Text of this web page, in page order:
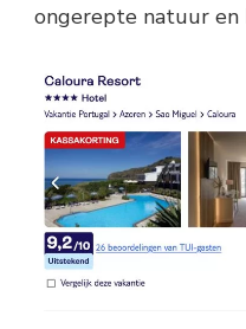
ongerepte natuur en